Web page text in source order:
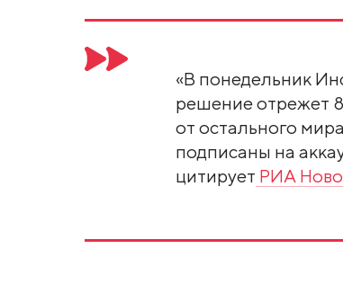
«В понедельник
решение отрежет
от остального
подписаны на
цитирует РИА